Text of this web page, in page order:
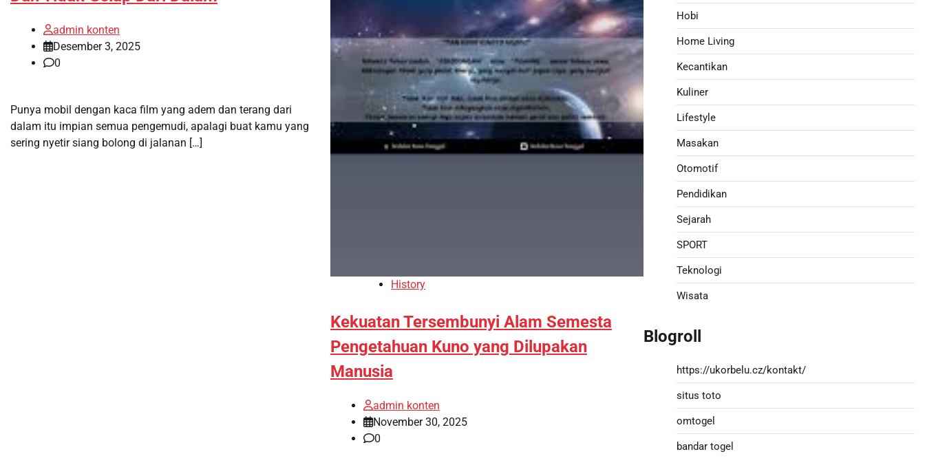
admin konten
Desember 3, 2025
0
Punya mobil dengan kaca film yang adem dan terang dari
dalam itu impian semua pengemudi, apalagi buat kamu yang
sering nyetir siang bolong di jalanan […]
History
Kekuatan Tersembunyi Alam Semesta
Pengetahuan Kuno yang Dilupakan
Manusia
admin konten
November 30, 2025
0
Hobi
Home Living
Kecantikan
Kuliner
Lifestyle
Masakan
Otomotif
Pendidikan
Sejarah
SPORT
Teknologi
Wisata
Blogroll
https://ukorbelu.cz/kontakt/
situs toto
omtogel
bandar togel